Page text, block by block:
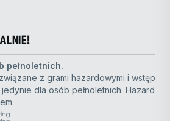
pełnoletnich.
z grami hazardowymi i wstęp
dla osób pełnoletnich. Hazard